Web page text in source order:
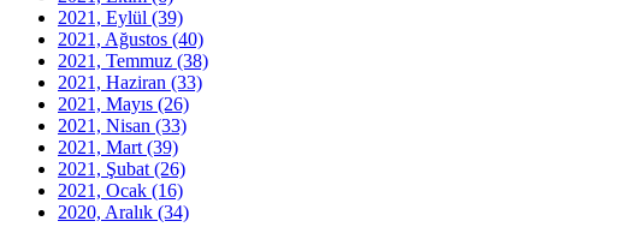
2021, Eylül (39)
2021, Ağustos (40)
2021, Temmuz (38)
2021, Haziran (33)
2021, Mayıs (26)
2021, Nisan (33)
2021, Mart (39)
2021, Şubat (26)
2021, Ocak (16)
2020, Aralık (34)